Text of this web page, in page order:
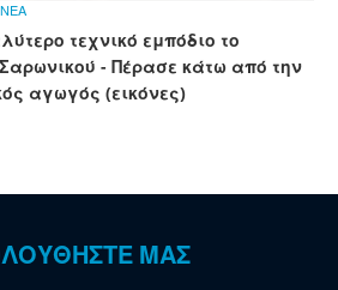
τεχνικό εμπόδιο το
- Πέρασε κάτω από την
αγωγός (εικόνες)
ΜΑΣ